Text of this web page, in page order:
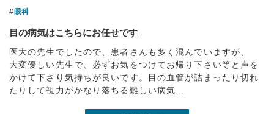
眼科
目の病気はこちらにお任せです
医大の先生でしたので、患者さんも多く混んでいますが、
大変優しい先生で、必ずお気をつけてお帰り下さい等と声を
かけて下さり気持ちが良いです。目の血管が詰まったり切れ
たりして視力がかなり落ちる難しい病気...